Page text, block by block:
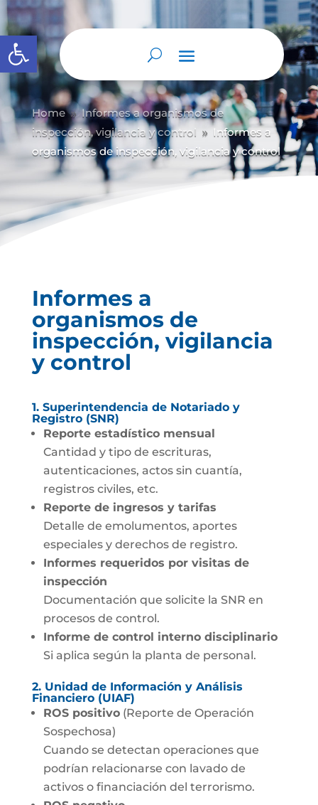
Abrir barra de herramientas
Home 9 Informes a organismos de
inspección, vigilancia y control 9
Informes a
organismos de inspección, vigilancia y control
Informes a
organismos de
inspección, vigilancia
y control
1. Superintendencia de Notariado y
Registro (SNR)
Reporte estadístico mensual
Cantidad y tipo de escrituras,
autenticaciones, actos sin cuantía,
registros civiles, etc.
Reporte de ingresos y tarifas
Detalle de emolumentos, aportes
especiales y derechos de registro.
Informes requeridos por visitas de
inspección
Documentación que solicite la SNR en
procesos de control.
Informe de control interno disciplinario
Si aplica según la planta de personal.
2. Unidad de Información y Análisis
Financiero (UIAF)
ROS positivo(Reporte de Operación
Sospechosa)
Cuando se detectan operaciones que
podrían relacionarse con lavado de
activos o financiación del terrorismo.